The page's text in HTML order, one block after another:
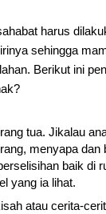
harus
sehingga
Berikut ini
tua. Jikalau
menyapa
baik di
yang ia lihat.
atau cerita-